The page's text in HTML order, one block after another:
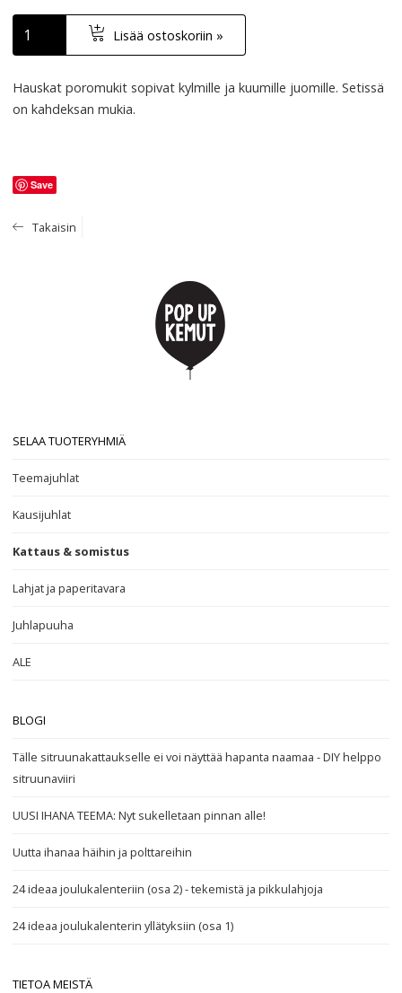
Lisää ostoskoriin »
Hauskat poromukit sopivat kylmille ja kuumille juomille. Setissä
on kahdeksan mukia.
Save
Takaisin
SELAA TUOTERYHMIÄ
Teemajuhlat
Kausijuhlat
Kattaus & somistus
Lahjat ja paperitavara
Juhlapuuha
ALE
BLOGI
Tälle sitruunakattaukselle ei voi näyttää hapanta naamaa - DIY helppo
sitruunaviiri
UUSI IHANA TEEMA: Nyt sukelletaan pinnan alle!
Uutta ihanaa häihin ja polttareihin
24 ideaa joulukalenteriin (osa 2) - tekemistä ja pikkulahjoja
24 ideaa joulukalenterin yllätyksiin (osa 1)
TIETOA MEISTÄ